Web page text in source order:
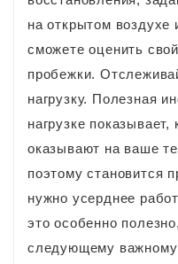
на открытом воздухе
сможете оценить
пробежки.
нагрузку. Полезная
нагрузке
оказывают на ваше
поэтому становится
нужно усерднее
это особенно
следующему